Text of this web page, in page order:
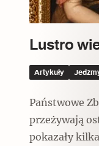
Lustro
Artykuły
Państwowe
przeżywają
pokazały